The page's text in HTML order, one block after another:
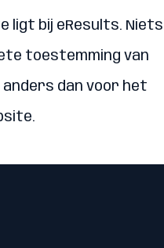
ligt bij eResults. Niets
toestemming van
dan voor het